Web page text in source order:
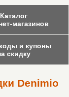
Каталог
магазинов
и купоны
скидку
Denimio